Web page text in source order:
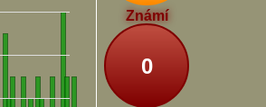
Známí
0